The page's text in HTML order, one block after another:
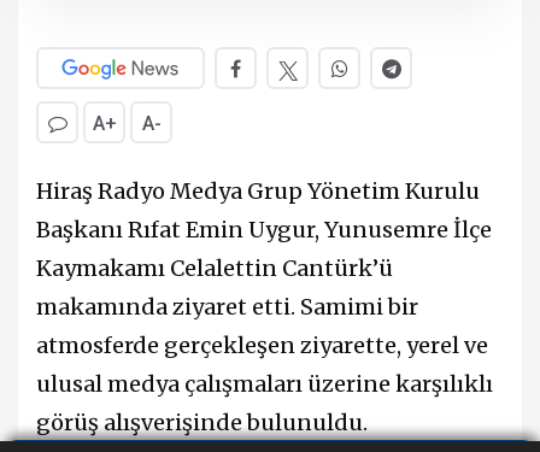
A+ A-
Hiraş Radyo Medya Grup Yönetim Kurulu
Başkanı Rıfat Emin Uygur, Yunusemre İlçe
Kaymakamı Celalettin Cantürk’ü
makamında ziyaret etti. Samimi bir
atmosferde gerçekleşen ziyarette, yerel ve
ulusal medya çalışmaları üzerine karşılıklı
görüş alışverişinde bulunuldu.